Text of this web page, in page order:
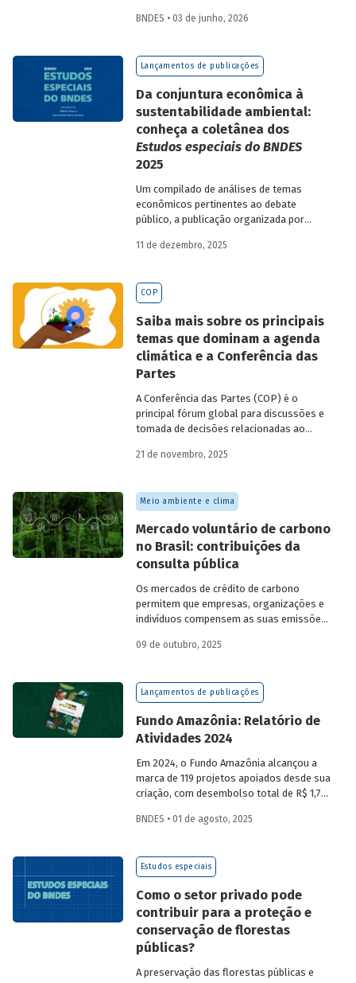
sua prestação de contas. O documento
principais resultados, os impactos de sua
atuação no ano, e mostra como o BNDES
consistente e sólida, mesmo diante de
cenários desafiadores.
BNDES • 03 de junho, 2026
Lançamentos de publicações
Da conjuntura econômica à
sustentabilidade ambiental:
conheça a coletânea dos
Estudos especiais do BNDES
2025
Um compilado de análises de temas
econômicos pertinentes ao debate
público, a publicação organizada por
Souza, economistas do BNDES, reúne 25
BNDES
11 de dezembro, 2025
COP
Saiba mais sobre os principais
temas que dominam a agenda
climática e a Conferência das
Partes
A Conferência das Partes (COP) é o
principal fórum global para discussões e
tomada de decisões relacionadas ao
em vista a urgência cada vez maior do
as discussões das mesas de negociações
saiam do discurso e resultem em
compromissos, planos de ações e metas,
com prazos e recursos definidos.
21 de novembro, 2025
Meio ambiente e clima
Mercado voluntário de carbono
no Brasil: contribuições da
consulta pública
Os mercados de crédito de carbono
permitem que empresas, organizações e
indivíduos compensem as suas emissões
por projetos de redução de emissões
MMA realizaram uma consulta pública
sobre a certificação de carbono no
contribuições da sociedade civil,
especialistas e entidades do setor
visando avaliar os desafios e
oportunidades desse mercado. Conheça
os resultados.
09 de outubro, 2025
Lançamentos de publicações
Fundo Amazônia: Relatório de
Atividades 2024
Em 2024, o Fundo Amazônia alcançou a
marca de 119 projetos apoiados desde sua
criação, com desembolso total de R$ 1,76
sua atuação e os projetos estão reunidas
BNDES • 01 de agosto, 2025
Estudos especiais
Como o setor privado pode
contribuir para a proteção e
conservação de florestas
públicas?
A preservação das florestas públicas e